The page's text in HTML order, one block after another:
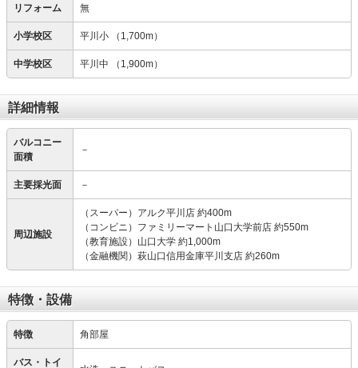
リフォーム 無
小学校区 平川小 （1,700m）
中学校区 平川中 （1,900m）
詳細情報
バルコニー
面積
－
主要採光面 －
周辺施設
（スーパー）アルク平川店 約400m
（コンビニ）ファミリーマート山口大学前店 約550m
（教育施設）山口大学 約1,000m
（金融機関）萩山口信用金庫平川支店 約260m
特徴・設備
特徴 角部屋
バス・トイ